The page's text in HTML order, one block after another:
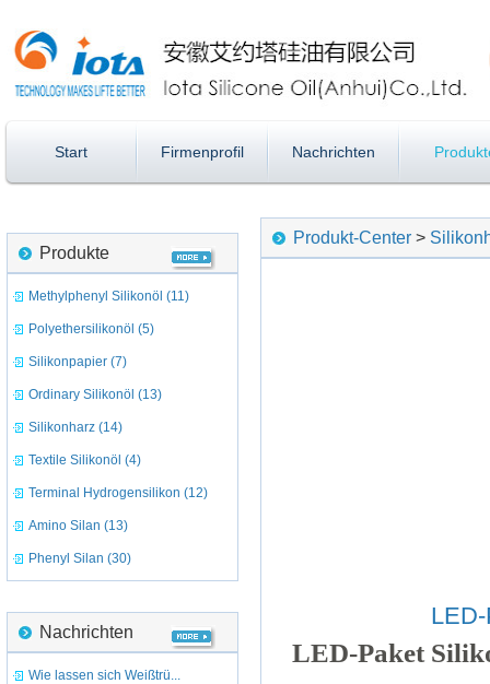
Start Firmenprofil Nachrichten
Produkte
Methylphenyl Silikonöl (11)
Polyethersilikonöl (5)
Silikonpapier (7)
Ordinary Silikonöl (13)
Silikonharz (14)
Textile Silikonöl (4)
Terminal Hydrogensilikon (12)
Amino Silan (13)
Phenyl Silan (30)
Nachrichten
Wie lassen sich Weißtrü...
Produkt-Center >
LED-Paket